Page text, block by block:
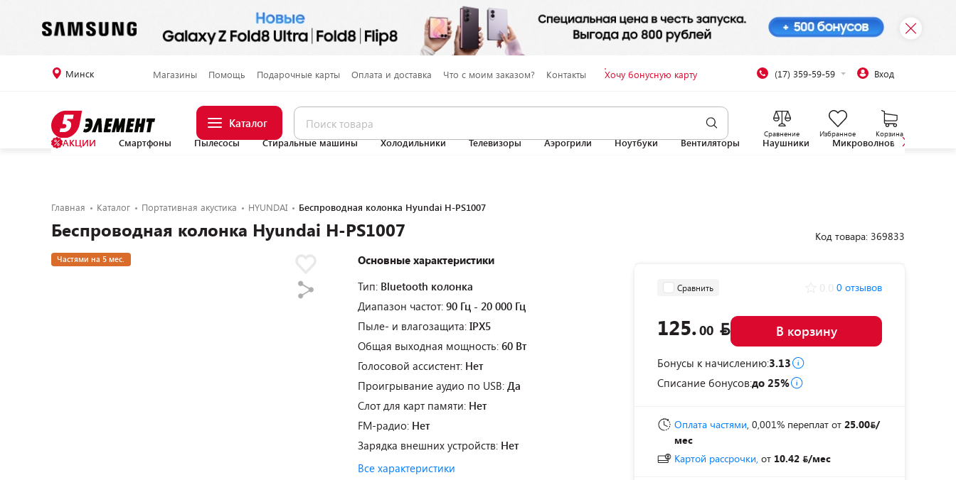
Минск Магазины Помощь Подарочные карты Оплата и доставка Что с моим заказом? Контакты Хочу бонусную карту (17) 359-59-59 Вход
Каталог
Сравнение Избранное Корзина
АКЦИИ Смартфоны Пылесосы Стиральные машины Холодильники Телевизоры Аэрогрили Ноутбуки Вентиляторы Наушники Микроволновые печи
Главная Каталог Портативная акустика HYUNDAI Беспроводная колонка Hyundai H-PS1007
Беспроводная колонка Hyundai H-PS1007
Частями на 5 мес.
Основные характеристики
Тип: Bluetooth колонка
Диапазон частот: 90 Гц - 20 000 Гц
Пыле- и влагозащита: IPX5
Общая выходная мощность: 60 Вт
Голосовой ассистент: Нет
Проигрывание аудио по USB: Да
Слот для карт памяти: Нет
FM-радио: Нет
Зарядка внешних устройств: Нет
Все характеристики
Код товара: 369833
Сравнить 0 отзывов
125.00 В корзину
Бонусы к начислению:3.13
Списание бонусов:до 25%
Оплата частями, 0,001% переплат от 25.00 /
мес
Картой рассрочки, от 10.42 /мес